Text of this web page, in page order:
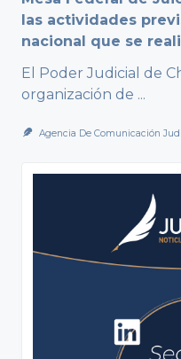
las actividades
nacional que se
El Poder Judicial de
organización de ...
Agencia De Comunicación